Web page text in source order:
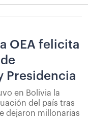
OEA felicita
Presidencia
en Bolivia la
del país tras
dejaron millonarias